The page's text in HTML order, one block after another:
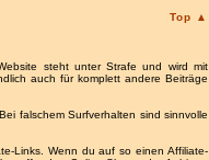
Top ▲
steht unter Strafe und wird mit
auch für komplett andere Beiträge
falschem Surfverhalten sind sinnvolle
Links. Wenn du auf so einen Affiliate-